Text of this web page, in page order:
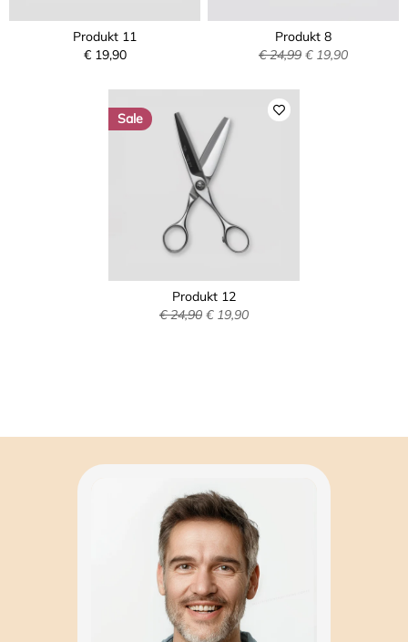
Produkt 11
€ 19,90
Produkt 8
€ 24,99 € 19,90
Sale
Produkt 12
€ 24,90 € 19,90